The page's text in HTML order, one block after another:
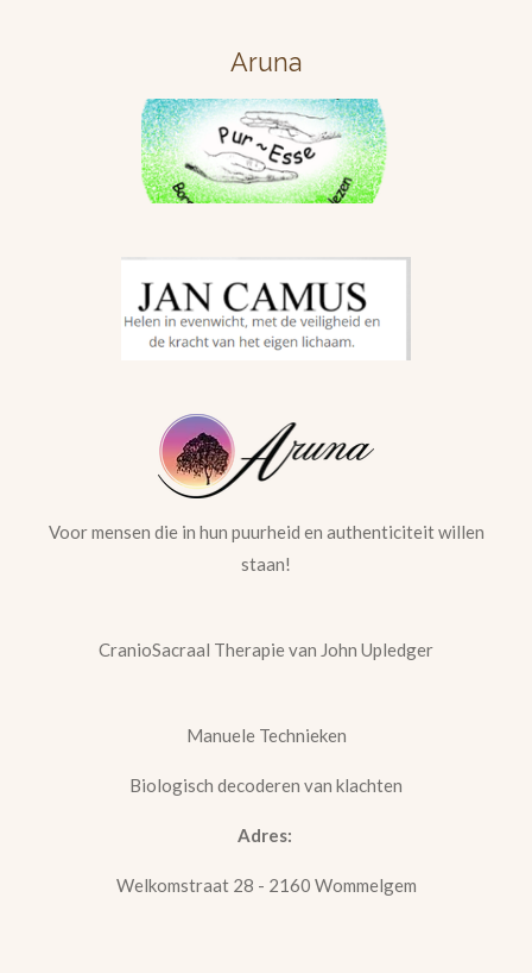
Aruna
Voor mensen die in hun puurheid en authenticiteit willen
staan!
CranioSacraal Therapie van John Upledger
Manuele Technieken
Biologisch decoderen van klachten
Adres:
Welkomstraat 28 - 2160 Wommelgem